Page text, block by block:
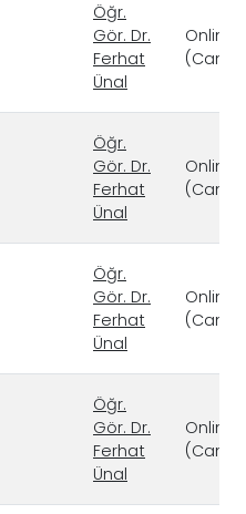
Öğr.
Gör. Dr.
Ferhat
Ünal
Online
(Canlı)
Öğr.
Gör. Dr.
Ferhat
Ünal
Online
(Canlı)
Öğr.
Gör. Dr.
Ferhat
Ünal
Online
(Canlı)
Öğr.
Gör. Dr.
Ferhat
Ünal
Online
(Canlı)